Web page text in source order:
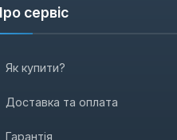
сервіс
Як купити?
Доставка та оплата
Гарантія